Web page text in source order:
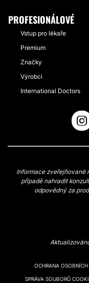
PROFESIONÁLOVÉ
Vstup pro lékaře
Premium
Značky
Výrobci
International Doctors
Informace zveřejňované
případě nahradit
odpovědný za
OCHRANA
SPRÁVA SOUBORŮ